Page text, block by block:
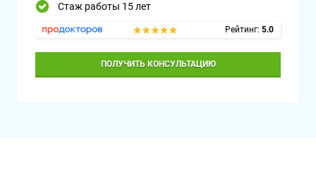
Стаж работы 15 лет
Рейтинг: 5.0
ПОЛУЧИТЬ КОНСУЛЬТАЦИЮ